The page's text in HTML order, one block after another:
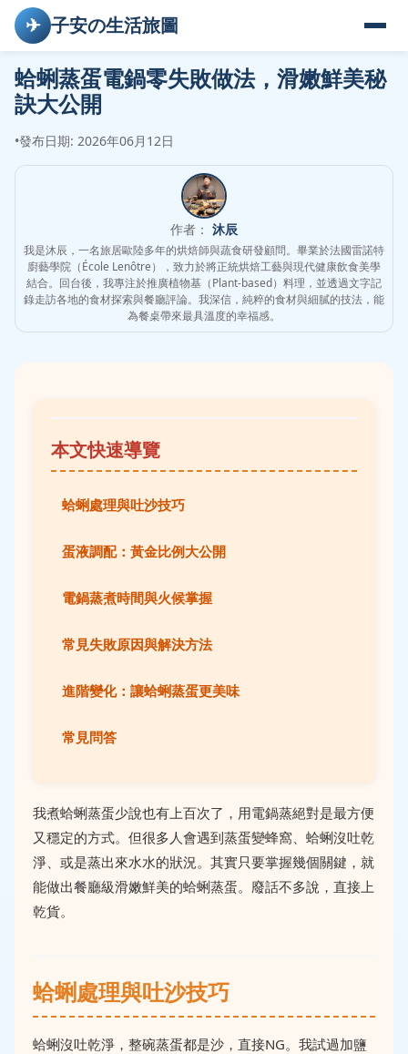
✈ 子安の生活旅圖
蛤蜊蒸蛋電鍋零失敗做法，滑嫩鮮美秘
訣大公開
•發布日期: 2026年06月12日
作者： 沐辰
我是沐辰，一名旅居歐陸多年的烘焙師與蔬食研發顧問。畢業於法國雷諾特
廚藝學院（École Lenôtre），致力於將正統烘焙工藝與現代健康飲食美學
結合。回台後，我專注於推廣植物基（Plant-based）料理，並透過文字記
錄走訪各地的食材探索與餐廳評論。我深信，純粹的食材與細膩的技法，能
為餐桌帶來最具溫度的幸福感。
本文快速導覽
蛤蜊處理與吐沙技巧
蛋液調配：黃金比例大公開
電鍋蒸煮時間與火候掌握
常見失敗原因與解決方法
進階變化：讓蛤蜊蒸蛋更美味
常見問答
我煮蛤蜊蒸蛋少說也有上百次了，用電鍋蒸絕對是最方便
又穩定的方式。但很多人會遇到蒸蛋變蜂窩、蛤蜊沒吐乾
淨、或是蒸出來水水的狀況。其實只要掌握幾個關鍵，就
能做出餐廳級滑嫩鮮美的蛤蜊蒸蛋。廢話不多說，直接上
乾貨。
蛤蜊處理與吐沙技巧
蛤蜊沒吐乾淨，整碗蒸蛋都是沙，直接NG。我試過加鹽